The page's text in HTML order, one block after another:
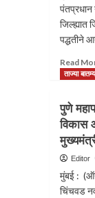
पंतप्रधान
जिल्ह्यात
पद्धतीने
Read
ताज्या
पुणे
विकास
Editor
मुंबई :
चिंचवड